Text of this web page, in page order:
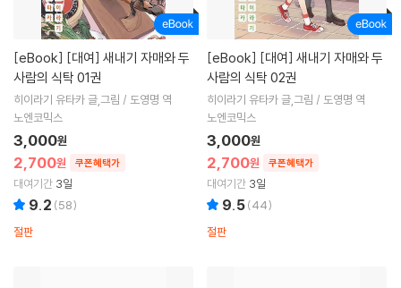
[eBook]
사람의 식탁 01권
히이라기 유타카 글,그림 / 도영명 역
노엔코믹스
2,700원 쿠폰혜택가
3,000원
대여기간 3일
9.2 (58)
절판
[eBook]
사람의 식탁 02권
히이라기 유타카 글,그림 / 도영명 역
노엔코믹스
2,700원 쿠폰혜택가
3,000원
대여기간 3일
9.5(44)
절판